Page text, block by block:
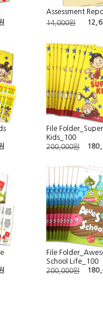
Assessment
14,000원
File Folder_Super
Kids_100
200,000원
File
School Life_100
200,000원